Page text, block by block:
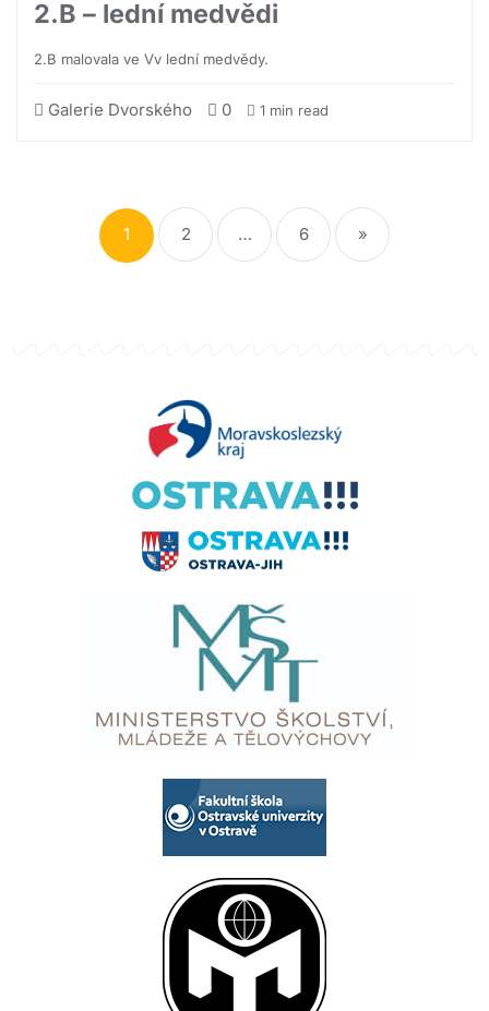
2.B – lední medvědi
2.B malovala ve Vv lední medvědy.
Galerie Dvorského 0 1 min read
1 2 … 6 »